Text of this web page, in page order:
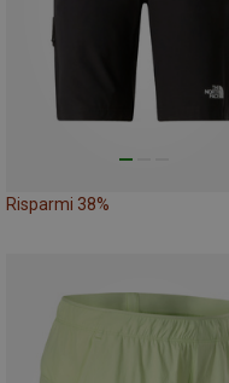
Risparmi 38%